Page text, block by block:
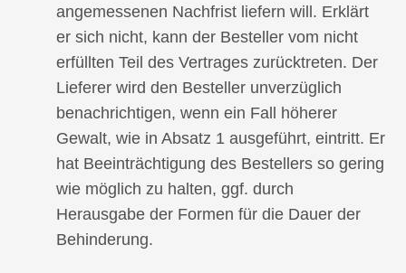
angemessenen Nachfrist liefern will. Erklärt
er sich nicht, kann der Besteller vom nicht
erfüllten Teil des Vertrages zurücktreten. Der
Lieferer wird den Besteller unverzüglich
benachrichtigen, wenn ein Fall höherer
Gewalt, wie in Absatz 1 ausgeführt, eintritt. Er
hat Beeinträchtigung des Bestellers so gering
wie möglich zu halten, ggf. durch
Herausgabe der Formen für die Dauer der
Behinderung.